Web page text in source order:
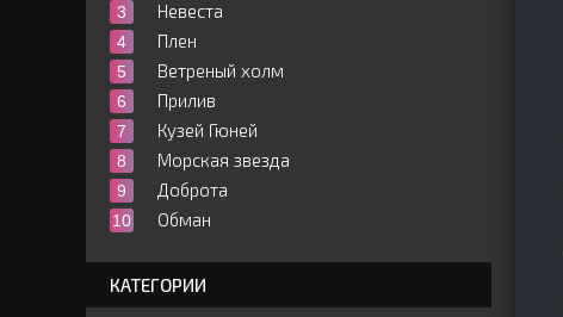
Невеста
Плен
Ветреный холм
Прилив
Кузей Гюней
Морская звезда
Доброта
Обман
КАТЕГОРИИ